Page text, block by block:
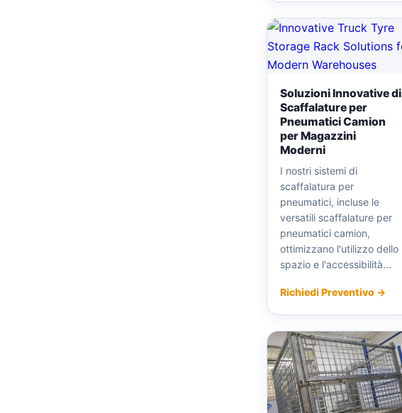
Soluzioni Innovative di
Scaffalature per
Pneumatici Camion
per Magazzini
Moderni
I nostri sistemi di
scaffalatura per
pneumatici, incluse le
versatili scaffalature per
pneumatici camion,
ottimizzano l'utilizzo dello
spazio e l'accessibilità...
Richiedi Preventivo →